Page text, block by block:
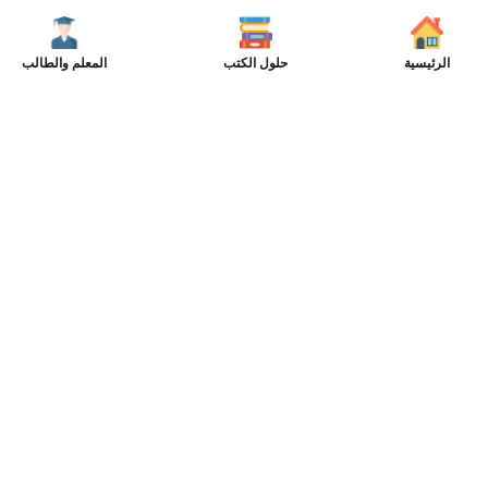
الرئيسية حلول الكتب المعلم والطالب